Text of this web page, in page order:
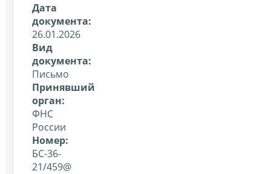
Дата
документа:
26.01.2026
Вид
документа:
Письмо
Принявший
орган:
ФНС
России
Номер:
БС-36-
21/459@